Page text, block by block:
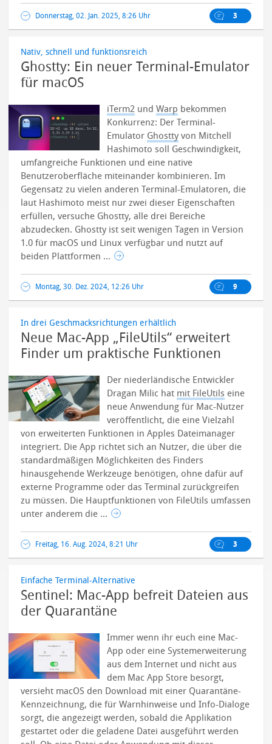
Donnerstag, 02. Jan. 2025, 8:26 Uhr 3
Nativ, schnell und funktionsreich
Ghostty: Ein neuer Terminal-Emulator
für macOS
iTerm2 undWarp bekommen
Konkurrenz: Der Terminal-
Emulator Ghostty von Mitchell
Hashimoto soll Geschwindigkeit,
umfangreiche Funktionen und eine native
Benutzeroberfläche miteinander kombinieren. Im
Gegensatz zu vielen anderen Terminal-Emulatoren, die
laut Hashimoto meist nur zwei dieser Eigenschaften
erfüllen, versuche Ghostty, alle drei Bereiche
abzudecken. Ghostty ist seit wenigen Tagen in Version
1.0 für macOS und Linux verfügbar und nutzt auf
beiden Plattformen ...
Montag, 30. Dez. 2024, 12:26 Uhr 9
In drei Geschmacksrichtungen erhältlich
Neue Mac-App „FileUtils“ erweitert
Finder um praktische Funktionen
Der niederländische Entwickler
Dragan Milic hat mit FileUtils eine
neue Anwendung für Mac-Nutzer
veröffentlicht, die eine Vielzahl
von erweiterten Funktionen in Apples Dateimanager
integriert. Die App richtet sich an Nutzer, die über die
standardmäßigen Möglichkeiten des Finders
hinausgehende Werkzeuge benötigen, ohne dafür auf
externe Programme oder das Terminal zurückgreifen
zu müssen. Die Hauptfunktionen von FileUtils umfassen
unter anderem die ...
Freitag, 16. Aug. 2024, 8:21 Uhr 3
Einfache Terminal-Alternative
Sentinel: Mac-App befreit Dateien aus
der Quarantäne
Immer wenn ihr euch eine Mac-
App oder eine Systemerweiterung
aus dem Internet und nicht aus
dem Mac App Store besorgt,
versieht macOS den Download mit einer Quarantäne-
Kennzeichnung, die für Warnhinweise und Info-Dialoge
sorgt, die angezeigt werden, sobald die Applikation
gestartet oder die geladene Datei ausgeführt werden